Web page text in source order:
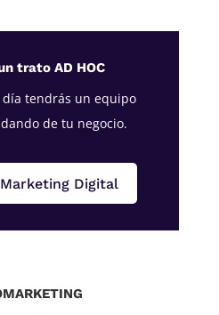
trato AD HOC
tendrás un equipo
de tu negocio.
Digital